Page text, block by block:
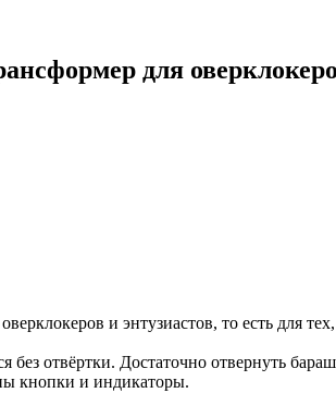
для
и энтузиастов, то есть для
отвёртки. Достаточно отвернуть
кнопки и индикаторы.